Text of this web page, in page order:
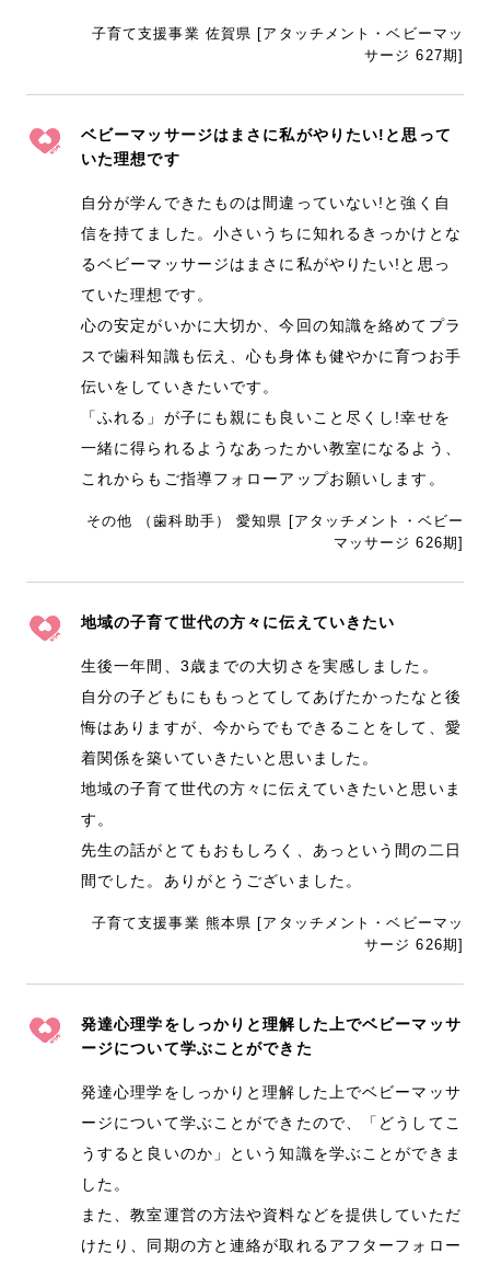
子育て支援事業 佐賀県 [アタッチメント・ベビーマッ
サージ 627期]
ベビーマッサージはまさに私がやりたい!と思って
いた理想です
自分が学んできたものは間違っていない!と強く自
信を持てました。小さいうちに知れるきっかけとな
るベビーマッサージはまさに私がやりたい!と思っ
ていた理想です。
心の安定がいかに大切か、今回の知識を絡めてプラ
スで歯科知識も伝え、心も身体も健やかに育つお手
伝いをしていきたいです。
「ふれる」が子にも親にも良いこと尽くし!幸せを
一緒に得られるようなあったかい教室になるよう、
これからもご指導フォローアップお願いします。
その他 （歯科助手） 愛知県 [アタッチメント・ベビー
マッサージ 626期]
地域の子育て世代の方々に伝えていきたい
生後一年間、3歳までの大切さを実感しました。
自分の子どもにももっとてしてあげたかったなと後
悔はありますが、今からでもできることをして、愛
着関係を築いていきたいと思いました。
地域の子育て世代の方々に伝えていきたいと思いま
す。
先生の話がとてもおもしろく、あっという間の二日
間でした。ありがとうございました。
子育て支援事業 熊本県 [アタッチメント・ベビーマッ
サージ 626期]
発達心理学をしっかりと理解した上でベビーマッサ
ージについて学ぶことができた
発達心理学をしっかりと理解した上でベビーマッサ
ージについて学ぶことができたので、「どうしてこ
うすると良いのか」という知識を学ぶことができま
した。
また、教室運営の方法や資料などを提供していただ
けたり、同期の方と連絡が取れるアフターフォロー